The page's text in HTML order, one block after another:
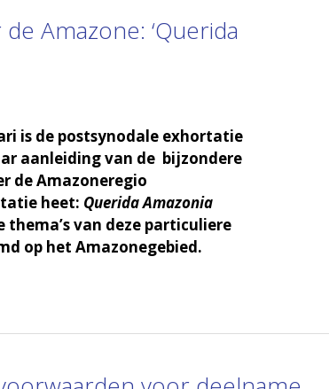
Amazone: ‘Querida
is de postsynodale exhortatie
aanleiding van de bijzondere
de Amazoneregio
heet: Querida Amazonia
thema’s van deze particuliere
op het Amazonegebied.